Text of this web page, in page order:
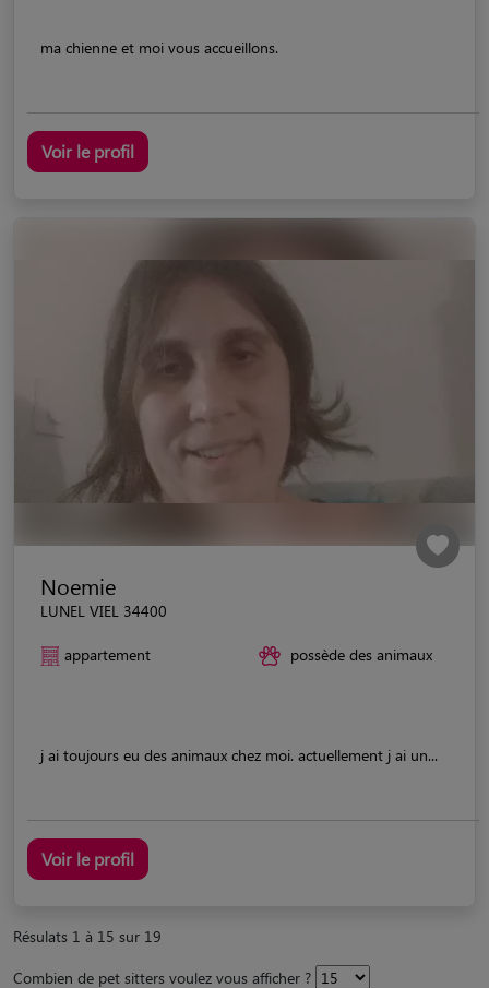
ma chienne et moi vous accueillons.
Voir le profil
Noemie
LUNEL VIEL 34400
appartement possède des animaux
j ai toujours eu des animaux chez moi. actuellement j ai un...
Voir le profil
Résulats 1 à 15 sur 19
Combien de pet sitters voulez vous afficher ?